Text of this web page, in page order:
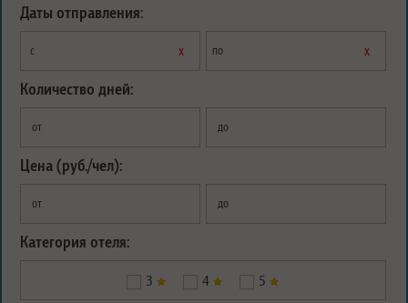
Даты отправления:
с х по х
Количество дней:
от до
Цена (руб./чел):
от до
Категория отеля:
3 4 5